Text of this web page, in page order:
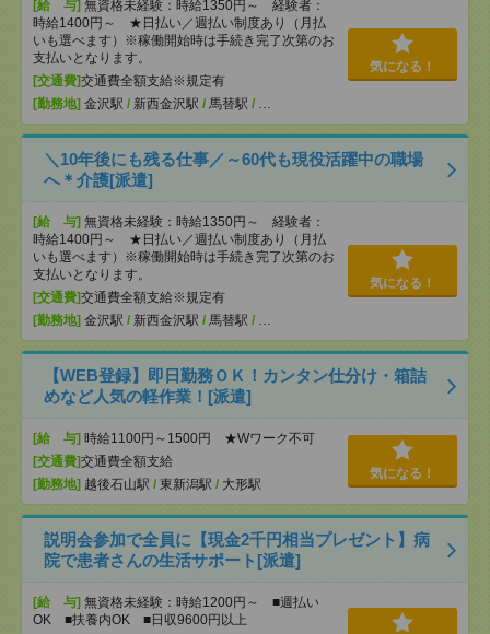
[給 与] 無資格未経験：時給1350円～ 経験者：
時給1400円～ ★日払い／週払い制度あり（月払
いも選べます）※稼働開始時は手続き完了次第のお
支払いとなります。
[交通費]交通費全額支給※規定有
[勤務地] 金沢駅 / 新西金沢駅 / 馬替駅 / …
気になる！
＼10年後にも残る仕事／～60代も現役活躍中の職場
へ＊介護[派遣]
[給 与] 無資格未経験：時給1350円～ 経験者：
時給1400円～ ★日払い／週払い制度あり（月払
いも選べます）※稼働開始時は手続き完了次第のお
支払いとなります。
[交通費]交通費全額支給※規定有
[勤務地] 金沢駅 / 新西金沢駅 / 馬替駅 / …
気になる！
【WEB登録】即日勤務ＯＫ！カンタン仕分け・箱詰
めなど人気の軽作業！[派遣]
[給 与] 時給1100円～1500円 ★Wワーク不可
[交通費]交通費全額支給
[勤務地] 越後石山駅 / 東新潟駅 / 大形駅
気になる！
説明会参加で全員に【現金2千円相当プレゼント】病
院で患者さんの生活サポート[派遣]
[給 与] 無資格未経験：時給1200円～ ■週払い
OK ■扶養内OK ■日収9600円以上